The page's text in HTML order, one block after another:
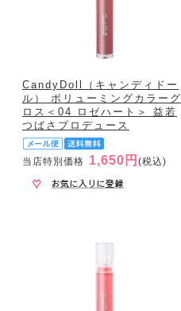
CandyDoll（キャンディドー
ル） ボリューミングカラーグ
ロス＜04 ロゼハート＞ 益若
つばさプロデュース
当店特別価格 1,650円(税込)